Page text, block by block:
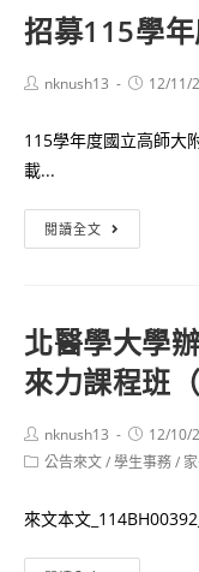
研
習
課
系
「第
期
識
訊
份
及
閱
連
招募115學
Postnknush13
Post12/11/
115學年度國立高師大
載...
閱讀全文
募
年
度
實
習
心
師
北醫學大學
來力課程班
Post
author:
nknush13
Post
published:
12/10/
Post公告來文/學生事務/
來文本文